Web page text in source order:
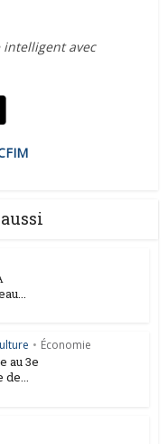
intelligent avec
• Économie
au 3e
de...